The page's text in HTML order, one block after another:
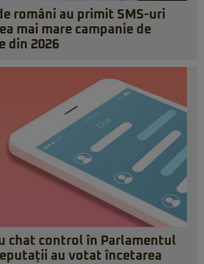
români au primit SMS-uri
mai mare campanie de
din 2026
chat control în Parlamentul
au votat încetarea